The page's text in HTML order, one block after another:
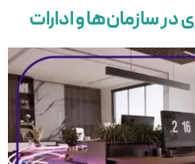
در سازمان‌ها و ادارات